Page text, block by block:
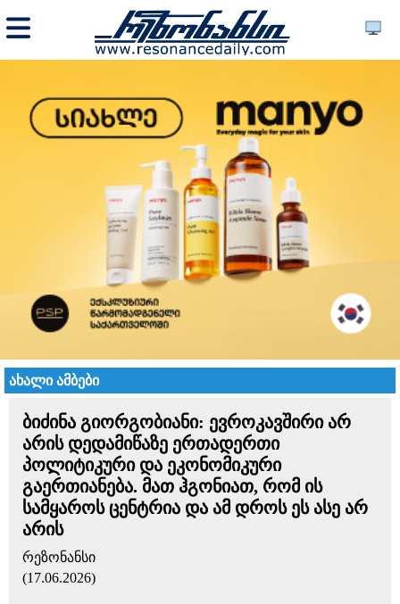
ახალი ამბები
ბიძინა გიორგობიანი: ევროკავშირი არ
არის დედამიწაზე ერთადერთი
პოლიტიკური და ეკონომიკური
გაერთიანება. მათ ჰგონიათ, რომ ის
სამყაროს ცენტრია და ამ დროს ეს ასე არ
არის
რეზონანსი
(17.06.2026)